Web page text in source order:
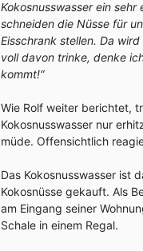
Kokosnusswasser ein
schneiden die Nüsse für
Eisschrank stellen. Da
voll davon trinke, denke
kommt!“
Wie Rolf weiter berichtet,
Kokosnusswasser nur
müde. Offensichtlich
Das Kokosnusswasser ist
Kokosnüsse gekauft. Als
am Eingang seiner
Schale in einem Regal.